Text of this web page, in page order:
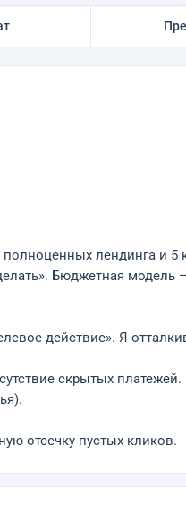
лендинга и
Бюджетная модель
действие». Я
скрытых платежей.
отсечку пустых кликов.